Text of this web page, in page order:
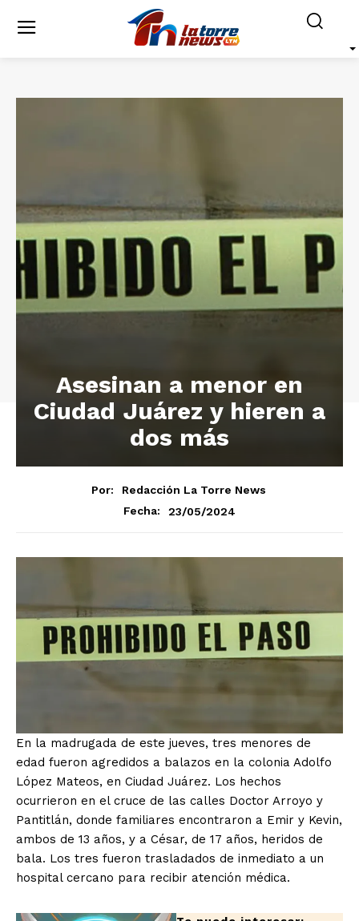
Asesinan a menor en
Ciudad Juárez y hieren a
dos más
Por:
Redacción La Torre News
Fecha:
23/05/2024
En la madrugada de este jueves, tres menores de
edad fueron agredidos a balazos en la colonia Adolfo
López Mateos, en Ciudad Juárez. Los hechos
ocurrieron en el cruce de las calles Doctor Arroyo y
Pantitlán, donde familiares encontraron a Emir y Kevin,
ambos de 13 años, y a César, de 17 años, heridos de
bala. Los tres fueron trasladados de inmediato a un
hospital cercano para recibir atención médica.